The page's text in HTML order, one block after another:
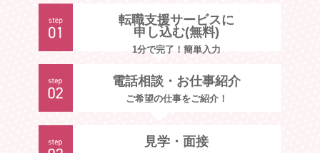
転職支援サービスに
申し込む(無料)
1分で完了！簡単入力
電話相談・お仕事紹介
ご希望の仕事をご紹介！
見学・面接